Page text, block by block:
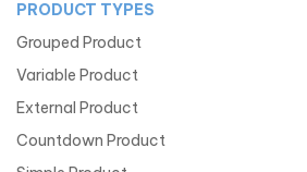
PRODUCT TYPES
Grouped Product
Variable Product
External Product
Countdown Product